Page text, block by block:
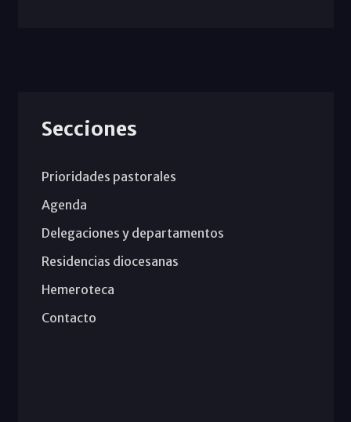
Secciones
Prioridades pastorales
Agenda
Delegaciones y departamentos
Residencias diocesanas
Hemeroteca
Contacto